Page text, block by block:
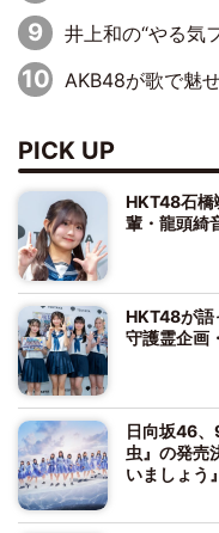
井上和の“やる気フォント”
AKB48が歌で魅せた新公演
PICK UP
HKT48石橋
輩・龍頭綺
HKT48が語
守護霊企画
日向坂46
虫』の発売
いましょう